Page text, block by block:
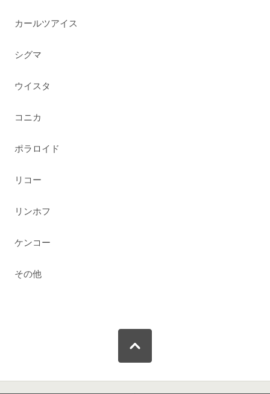
カールツアイス
シグマ
ウイスタ
コニカ
ポラロイド
リコー
リンホフ
ケンコー
その他